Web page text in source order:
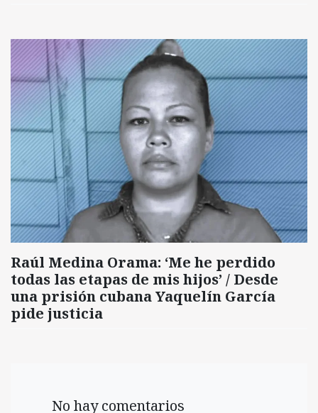
Raúl Medina Orama: ‘Me he perdido
todas las etapas de mis hijos’ / Desde
una prisión cubana Yaquelín García
pide justicia
No hay comentarios